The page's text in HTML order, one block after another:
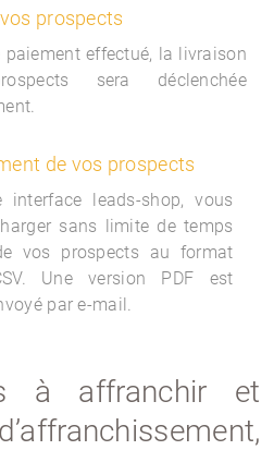
prospects
paiement effectué, la livraison
sera déclenchée
de vos prospects
interface leads-shop, vous
sans limite de temps
vos prospects au format
Une version PDF est
par e-mail.
à affranchir et